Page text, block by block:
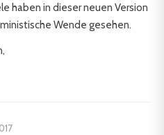
haben in dieser neuen Version
Wende gesehen.